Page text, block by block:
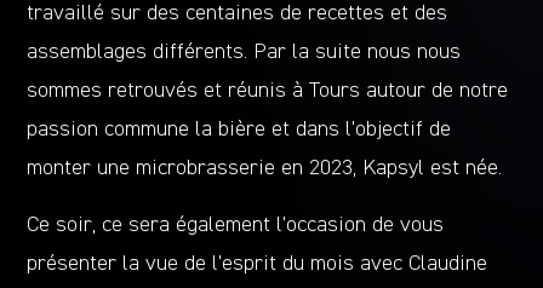
travaillé sur des centaines de recettes et des
assemblages différents. Par la suite nous nous
sommes retrouvés et réunis à Tours autour de notre
passion commune la bière et dans l’objectif de
monter une microbrasserie en 2023, Kapsyl est née.
Ce soir, ce sera également l’occasion de vous
présenter la vue de l’esprit du mois avec Claudine